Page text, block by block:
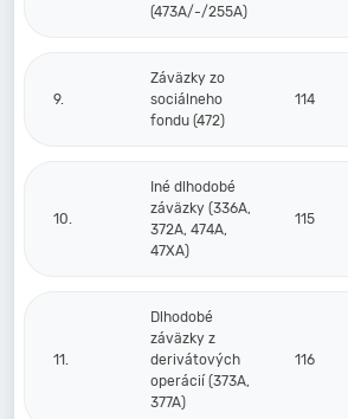
(473A/-/255A)
9.
Záväzky zo
sociálneho
fondu (472)
114
10.
Iné dlhodobé
záväzky (336A,
372A, 474A,
47XA)
115
11.
Dlhodobé
záväzky z
derivátových
operácií (373A,
377A)
116